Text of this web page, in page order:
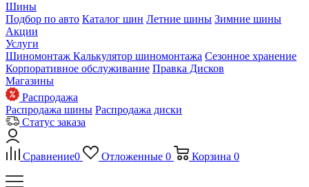
Шины
Подбор по авто Каталог шин Летние шины Зимние шины
Акции
Услуги
Шиномонтаж Калькулятор шиномонтажа Сезонное хранение
Корпоративное обслуживание Правка Дисков
Магазины
Распродажа
Распродажа шины Распродажа диски
Статус заказа
Сравнение0 Отложенные 0 Корзина 0